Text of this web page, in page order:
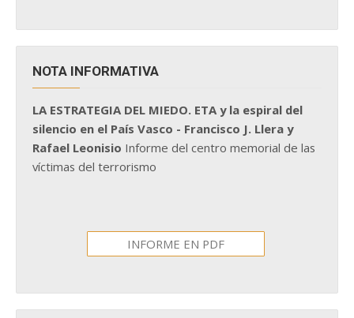
NOTA INFORMATIVA
LA ESTRATEGIA DEL MIEDO. ETA y la espiral del
silencio en el País Vasco - Francisco J. Llera y
Rafael Leonisio Informe del centro memorial de las
víctimas del terrorismo
INFORME EN PDF